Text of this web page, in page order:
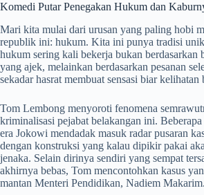
Komedi Putar Penegakan Hukum dan
Mari kita mulai dari urusan yang paling hobi
republik ini: hukum. Kita ini punya tradisi
hukum sering kali bekerja bukan berdasarkan
yang ajek, melainkan berdasarkan pesanan
sekadar hasrat membuat sensasi biar kelihatan
Tom Lembong menyoroti fenomena
kriminalisasi pejabat belakangan ini.
era Jokowi mendadak masuk radar pusaran
dengan konstruksi yang kalau dipikir pakai
jenaka. Selain dirinya sendiri yang sempat
akhirnya bebas, Tom mencontohkan kasus
mantan Menteri Pendidikan, Nadiem Makarim.